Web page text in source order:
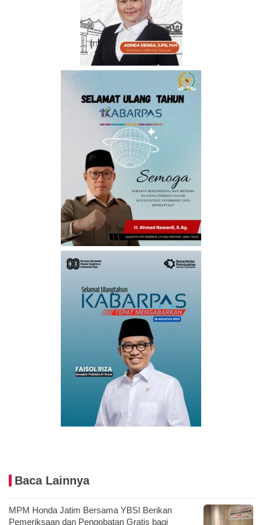
Baca Lainnya
MPM Honda Jatim Bersama YBSI Berikan
Pemeriksaan dan Pengobatan Gratis bagi